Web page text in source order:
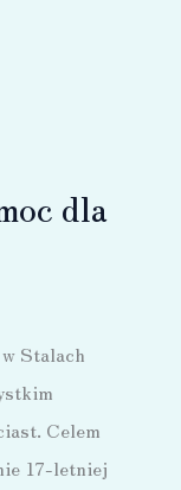
dla
Stalach
Celem
17-letniej